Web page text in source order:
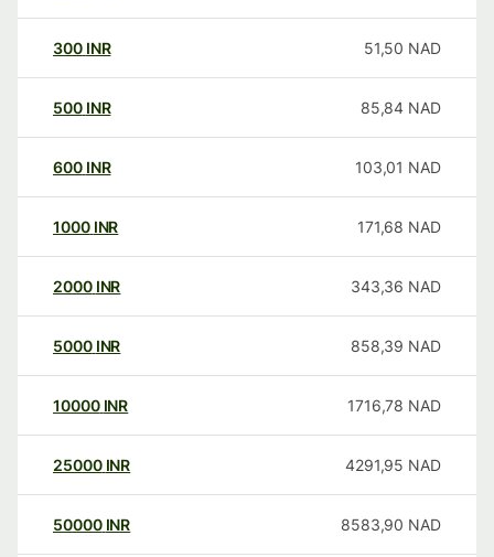
300 INR 51,50 NAD
500 INR 85,84 NAD
600 INR 103,01 NAD
1000 INR 171,68 NAD
2000 INR 343,36 NAD
5000 INR 858,39 NAD
10000 INR 1716,78 NAD
25000 INR 4291,95 NAD
50000 INR 8583,90 NAD